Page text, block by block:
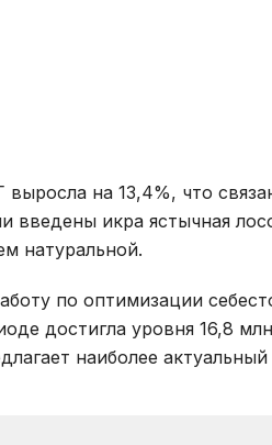
на 13,4%, что
введены икра ястычная
натуральной.
по оптимизации
достигла уровня 16,8
наиболее